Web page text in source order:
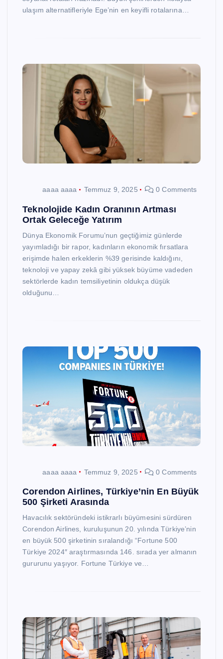
ulaşım alternatifleriyle Ege’nin en keyifli rotalarına…
aaaa aaaa Temmuz 9, 2025 0 Comments
Teknolojide Kadın Oranının Artması
Ortak Geleceğe Yatırım
Dünya Ekonomik Forumu’nun geçtiğimiz günlerde
yayımladığı bir rapor, kadınların ekonomik fırsatlara
erişimde halen erkeklerin %39 gerisinde kaldığını,
teknoloji ve yapay zekâ gibi yüksek büyüme vadeden
sektörlerde kadın temsiliyetinin oldukça düşük
olduğunu…
aaaa aaaa Temmuz 9, 2025 0 Comments
Corendon Airlines, Türkiye’nin En Büyük
500 Şirketi Arasında
Havacılık sektöründeki istikrarlı büyümesini sürdüren
Corendon Airlines, kuruluşunun 20. yılında Türkiye’nin
en büyük 500 şirketinin sıralandığı “Fortune 500
Türkiye 2024″ araştırmasında 146. sırada yer almanın
gururunu yaşıyor. Fortune Türkiye ve…